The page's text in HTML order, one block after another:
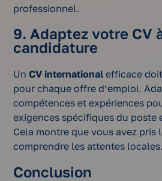
professionnel.
9. Adaptez votre CV
candidature
UnCV international efficace
pour chaque offre d’emploi.
compétences et expériences
exigences spécifiques du poste
Cela montre que vous avez pris
comprendre les attentes locales.
Conclusion